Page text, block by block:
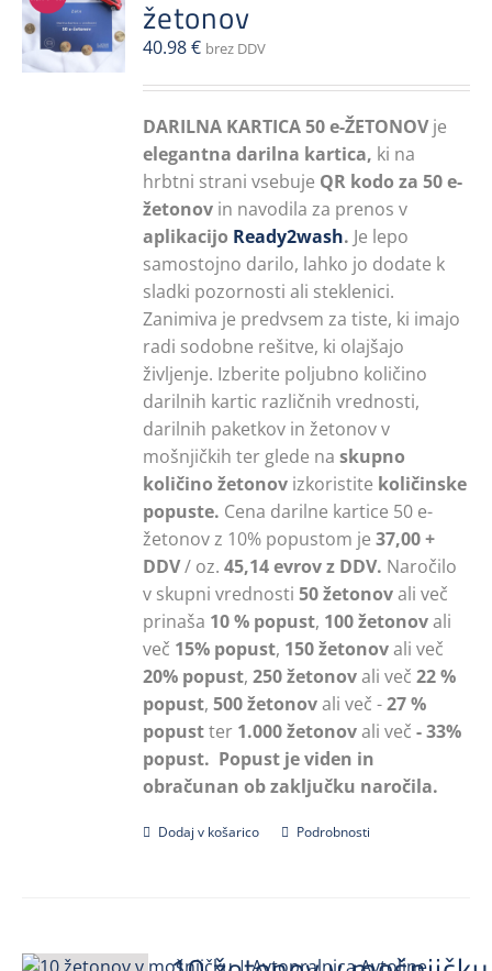
žetonov
40.98€ brez DDV
DARILNA KARTICA 50 e-ŽETONOVje
elegantna darilna kartica, ki na
hrbtni strani vsebuje QR kodo za 50 e-
žetonov in navodila za prenos v
aplikacijo Ready2wash. Je lepo
samostojno darilo, lahko jo dodate k
sladki pozornosti ali steklenici.
Zanimiva je predvsem za tiste, ki imajo
radi sodobne rešitve, ki olajšajo
življenje. Izberite poljubno količino
darilnih kartic različnih vrednosti,
darilnih paketkov in žetonov v
mošnjičkih ter glede naskupno
količino žetonov izkoristite količinske
popuste. Cena darilne kartice 50 e-
žetonov z 10% popustom je37,00 +
DDV/ oz.45,14 evrov z DDV. Naročilo
v skupni vrednosti50 žetonovali več
prinaša 10 % popust, 100 žetonovali
več 15% popust, 150 žetonovali več
20% popust,250 žetonovali več22 %
popust,500 žetonovali več -27 %
popustter 1.000 žetonovali več - 33%
popust. Popust je viden in
obračunan ob zaključku naročila.
Dodaj v košarico Podrobnosti